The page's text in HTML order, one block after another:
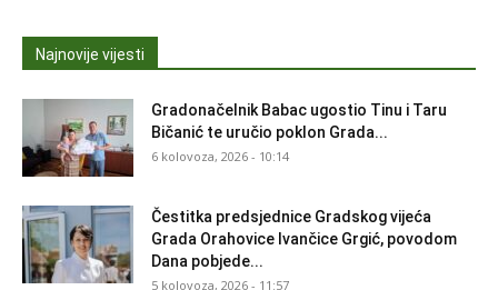
Najnovije vijesti
Gradonačelnik Babac ugostio Tinu i Taru
Bičanić te uručio poklon Grada...
6 kolovoza, 2026 - 10:14
Čestitka predsjednice Gradskog vijeća
Grada Orahovice Ivančice Grgić, povodom
Dana pobjede...
5 kolovoza, 2026 - 11:57